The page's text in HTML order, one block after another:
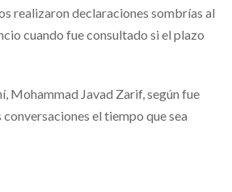
realizaron declaraciones sombrías al
cuando fue consultado si el plazo
Mohammad Javad Zarif, según fue
el tiempo que sea